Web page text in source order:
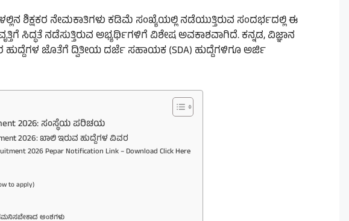
ಶಿಕ್ಷಕರ ನೇಮಕಾತಿಗಳು ಕಡಿಮೆ ಸಂಖ್ಯೆಯಲ್ಲಿ ನಡೆಯುತ್ತಿರುವ ಸಂದರ್ಭದಲ್ಲಿ ಈ
ಸಿದ್ಧತೆ ನಡೆಸುತ್ತಿರುವ ಅಭ್ಯರ್ಥಿಗಳಿಗೆ ವಿಶೇಷ ಅವಕಾಶವಾಗಿದೆ. ಕನ್ನಡ, ವಿಜ್ಞಾನ
ಜೊತೆಗೆ ದ್ವಿತೀಯ ದರ್ಜೆ ಸಹಾಯಕ (SDA) ಹುದ್ದೆಗಳಿಗೂ ಅರ್ಜಿ
2026: ಸಂಸ್ಥೆಯ ಪರಿಚಯ
2026: ಖಾಲಿ ಇರುವ ಹುದ್ದೆಗಳ ವಿವರ
2026 Pepar Notification Link – Download Click Here
to apply)
ಅಂಶಗಳು